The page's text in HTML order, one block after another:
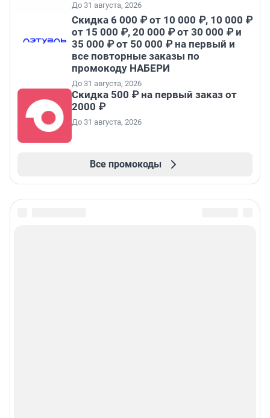
До 31 августа, 2026
Скидка 6 000 ₽ от 10 000 ₽, 10 000 ₽
от 15 000 ₽, 20 000 ₽ от 30 000 ₽ и
35 000 ₽ от 50 000 ₽ на первый и
все повторные заказы по
промокоду НАБЕРИ
До 31 августа, 2026
Скидка 500 ₽ на первый заказ от
2000 ₽
До 31 августа, 2026
Все промокоды